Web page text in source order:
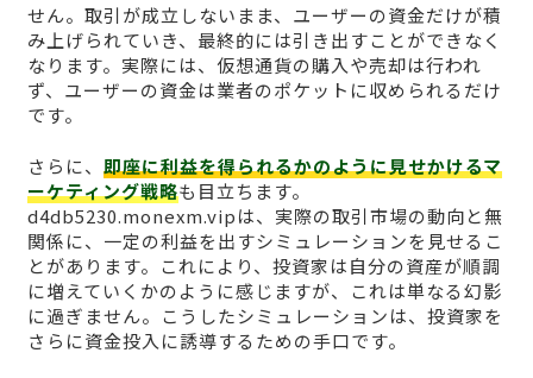
せん。取引が成立しないまま、ユーザーの資金だけが積
み上げられていき、最終的には引き出すことができなく
なります。実際には、仮想通貨の購入や売却は行われ
ず、ユーザーの資金は業者のポケットに収められるだけ
です。
さらに、 即座に利益を得られるかのように見せかけるマ
ーケティング戦略も目立ちます。
d4db5230.monexm.vipは、実際の取引市場の動向と無
関係に、一定の利益を出すシミュレーションを見せるこ
とがあります。これにより、投資家は自分の資産が順調
に増えていくかのように感じますが、これは単なる幻影
に過ぎません。こうしたシミュレーションは、投資家を
さらに資金投入に誘導するための手口です。